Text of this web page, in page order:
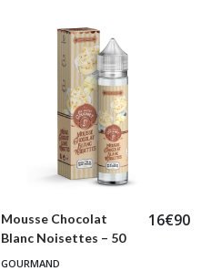
Mousse Chocolat
Blanc Noisettes – 50
ml
16€90
GOURMAND